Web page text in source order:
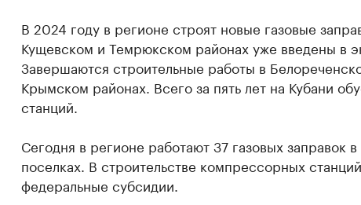
В 2024 году в регионе строят новые газовые
Кущевском и Темрюкском районах уже введены в
Завершаются строительные работы в
Крымском районах. Всего за пять лет на Кубани
станций.
Сегодня в регионе работают 37 газовых заправок
поселках. В строительстве компрессорных
федеральные субсидии.